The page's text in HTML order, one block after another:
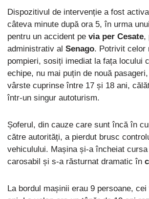
Dispozitivul de intervenție a fost
câteva minute după ora 5, în urma
pentru un accident pe via per Cesate,
administrativ al Senago. Potrivit celor
pompieri, sosiți imediat la fața locului
echipe, nu mai puțin de nouă
vârste cuprinse între 17 și 18 ani,
într-un singur autoturism.
Șoferul, din cauze care sunt încă în
către autorități, a pierdut brusc
vehiculului. Mașina și-a încheiat
carosabil și s-a răsturnat dramatic în
La bordul mașinii erau 9 persoane,